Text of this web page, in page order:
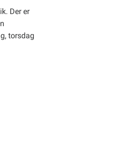
Der er
torsdag